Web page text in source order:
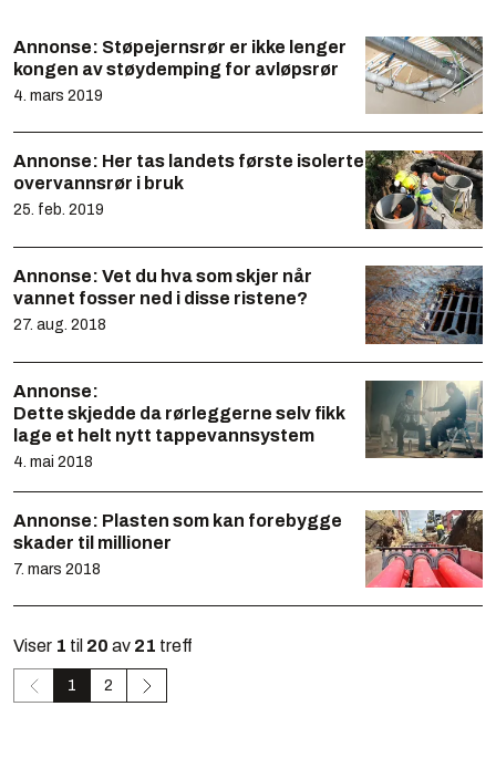
Annonse: Støpejernsrør er ikke lenger
kongen av støydemping for avløpsrør
4. mars 2019
Annonse: Her tas landets første isolerte
overvannsrør i bruk
25. feb. 2019
Annonse: Vet du hva som skjer når
vannet fosser ned i disse ristene?
27. aug. 2018
Annonse:
Dette skjedde da rørleggerne selv fikk
lage et helt nytt tappevannsystem
4. mai 2018
Annonse: Plasten som kan forebygge
skader til millioner
7. mars 2018
Viser 1 til 20 av 21 treff
1 2